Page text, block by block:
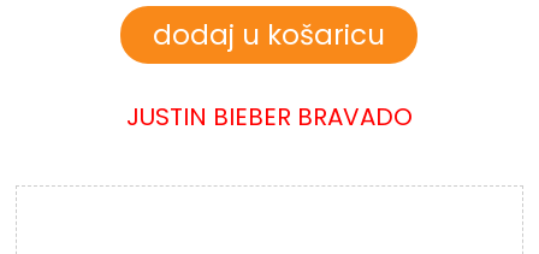
JUSTIN BIEBER BRAVADO